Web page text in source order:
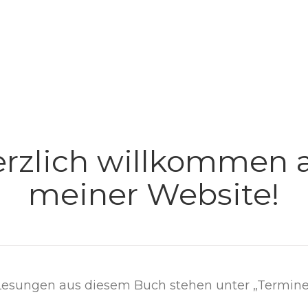
willkommen
meiner Website!
aus diesem Buch stehen unter